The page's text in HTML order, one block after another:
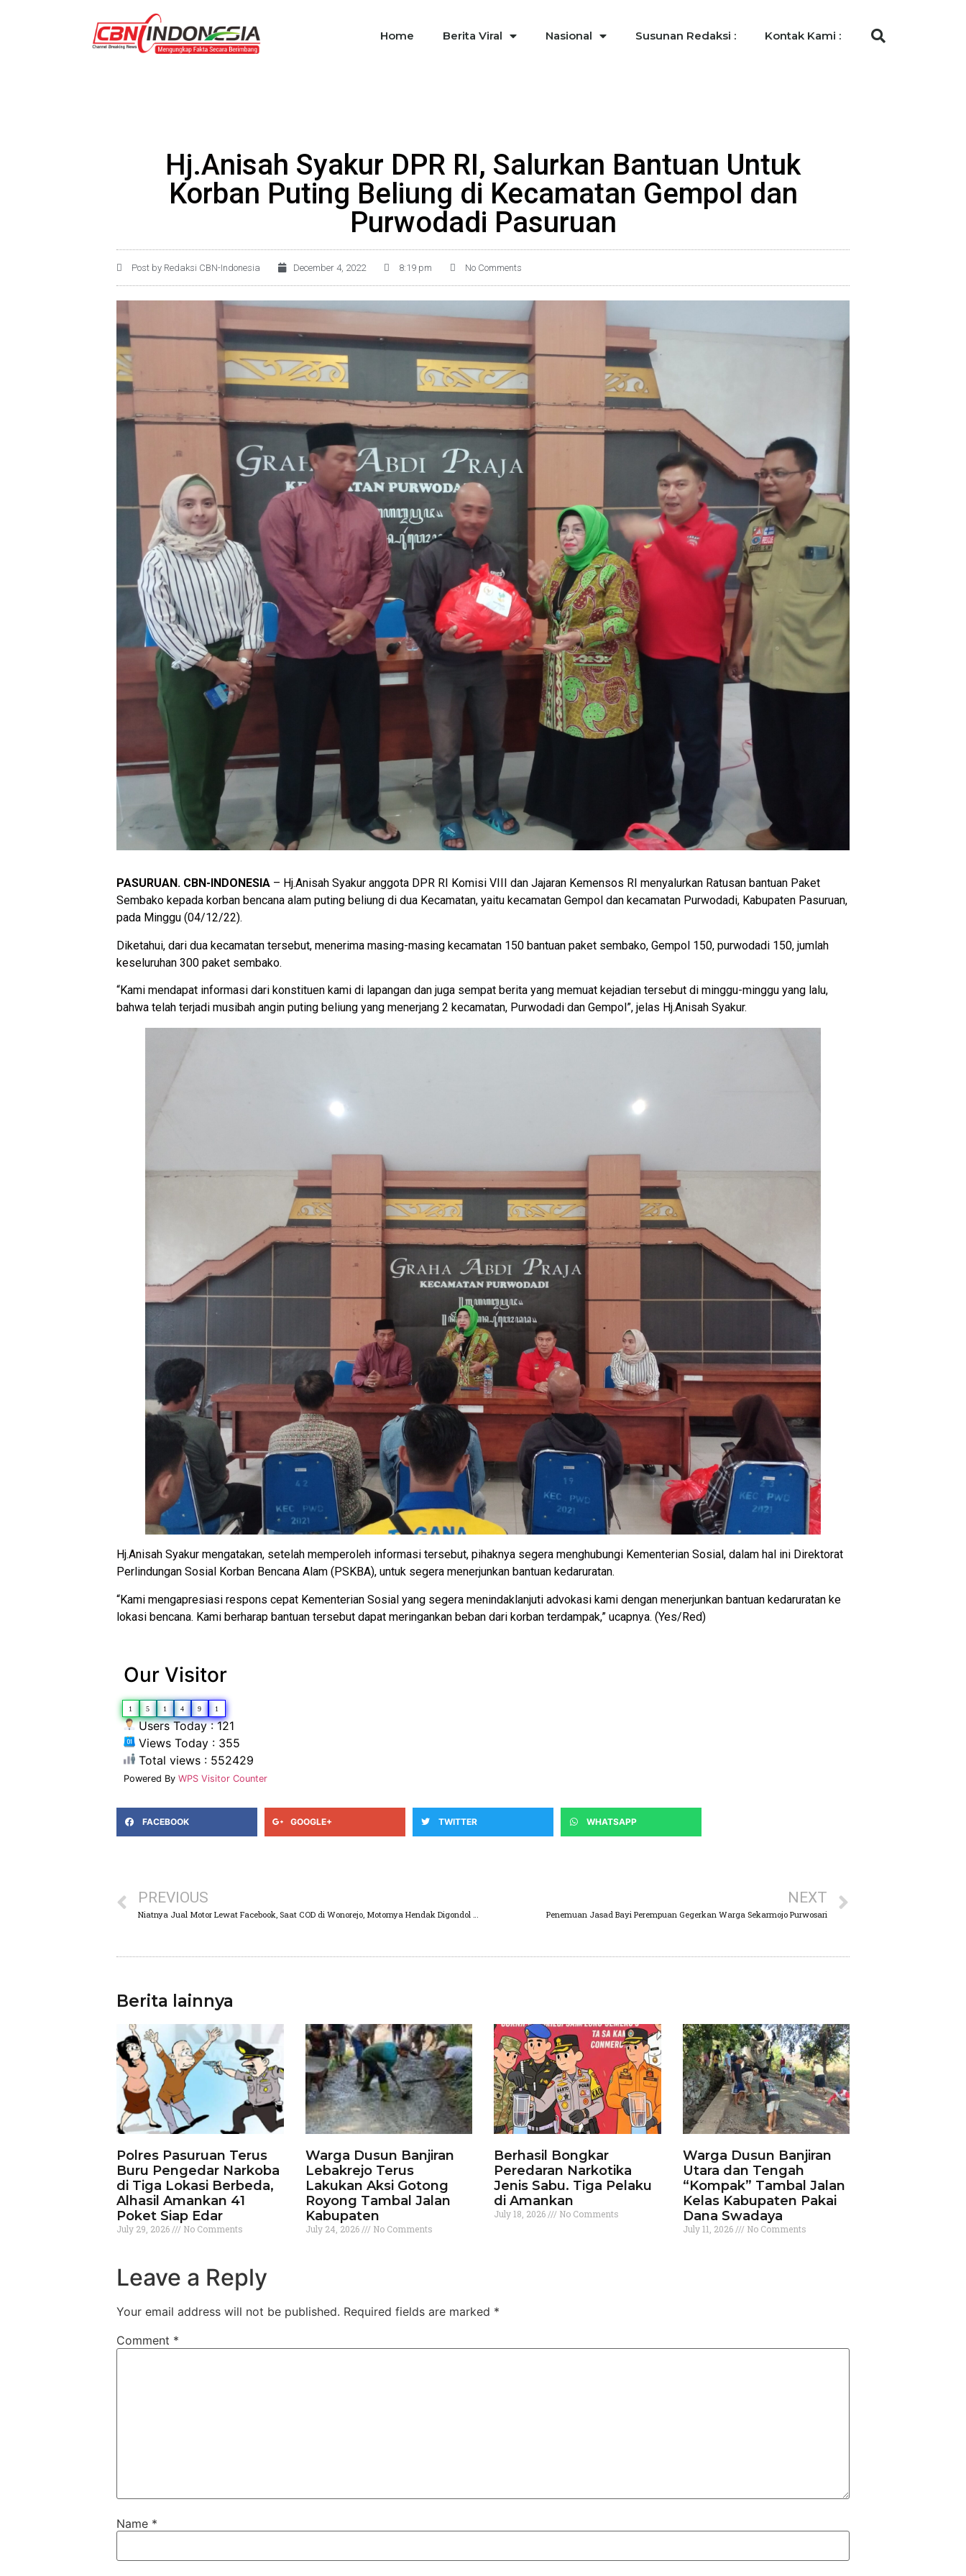
Home Berita Viral Nasional Susunan Redaksi : Kontak Kami :
Hj.Anisah Syakur DPR RI, Salurkan Bantuan Untuk
Korban Puting Beliung di Kecamatan Gempol dan
Purwodadi Pasuruan
Post by Redaksi CBN-Indonesia December 4, 2022 8:19 pm No Comments
PASURUAN. CBN-INDONESIA – Hj.Anisah Syakur anggota DPR RI Komisi VIII dan Jajaran Kemensos RI menyalurkan Ratusan bantuan Paket
Sembako kepada korban bencana alam puting beliung di dua Kecamatan, yaitu kecamatan Gempol dan kecamatan Purwodadi, Kabupaten Pasuruan,
pada Minggu (04/12/22).
Diketahui, dari dua kecamatan tersebut, menerima masing-masing kecamatan 150 bantuan paket sembako, Gempol 150, purwodadi 150, jumlah
keseluruhan 300 paket sembako.
“Kami mendapat informasi dari konstituen kami di lapangan dan juga sempat berita yang memuat kejadian tersebut di minggu-minggu yang lalu,
bahwa telah terjadi musibah angin puting beliung yang menerjang 2 kecamatan, Purwodadi dan Gempol”, jelas Hj.Anisah Syakur.
Hj.Anisah Syakur mengatakan, setelah memperoleh informasi tersebut, pihaknya segera menghubungi Kementerian Sosial, dalam hal ini Direktorat
Perlindungan Sosial Korban Bencana Alam (PSKBA), untuk segera menerjunkan bantuan kedaruratan.
“Kami mengapresiasi respons cepat Kementerian Sosial yang segera menindaklanjuti advokasi kami dengan menerjunkan bantuan kedaruratan ke
lokasi bencana. Kami berharap bantuan tersebut dapat meringankan beban dari korban terdampak,” ucapnya. (Yes/Red)
Our Visitor
1 5 1 4 9 1
Users Today : 121
Views Today : 355
Total views : 552429
Powered By WPS Visitor Counter
FACEBOOK GOOGLE+ TWITTER WHATSAPP
PREVIOUS NEXT
Penemuan Jasad Bayi Perempuan Gegerkan Warga Sekarmojo Purwosari
Berita lainnya
Polres Pasuruan Terus
Buru Pengedar Narkoba
di Tiga Lokasi Berbeda,
Alhasil Amankan 41
Poket Siap Edar
July 29, 2026 No Comments
Warga Dusun Banjiran
Lebakrejo Terus
Lakukan Aksi Gotong
Royong Tambal Jalan
Kabupaten
July 24, 2026 No Comments
Berhasil Bongkar
Peredaran Narkotika
Jenis Sabu. Tiga Pelaku
di Amankan
July 18, 2026 No Comments
Warga Dusun Banjiran
Utara dan Tengah
“Kompak” Tambal Jalan
Kelas Kabupaten Pakai
Dana Swadaya
July 11, 2026 No Comments
Leave a Reply
Your email address will not be published. Required fields are marked *
Comment *
Name *